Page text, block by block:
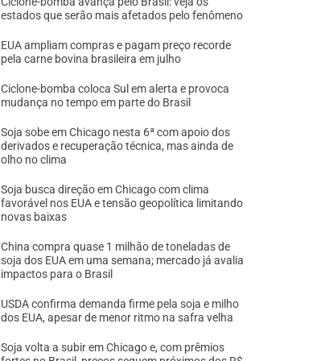
estados que serão mais afetados pelo fenômeno
EUA ampliam compras e pagam preço recorde
pela carne bovina brasileira em julho
Ciclone-bomba coloca Sul em alerta e provoca
mudança no tempo em parte do Brasil
Soja sobe em Chicago nesta 6ª com apoio dos
derivados e recuperação técnica, mas ainda de
olho no clima
Soja busca direção em Chicago com clima
favorável nos EUA e tensão geopolítica limitando
novas baixas
China compra quase 1 milhão de toneladas de
soja dos EUA em uma semana; mercado já avalia
impactos para o Brasil
USDA confirma demanda firme pela soja e milho
dos EUA, apesar de menor ritmo na safra velha
Soja volta a subir em Chicago e, com prêmios